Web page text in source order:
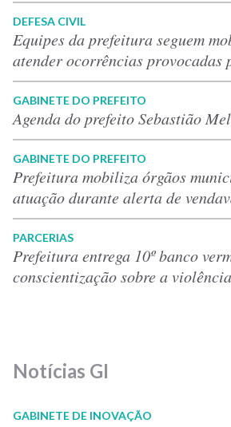
DEFESA CIVIL
Equipes da prefeitura seguem
atender ocorrências provocadas
GABINETE DO PREFEITO
Agenda do prefeito Sebastião
GABINETE DO PREFEITO
Prefeitura mobiliza órgãos
atuação durante alerta de
PARCERIAS
Prefeitura entrega 10º banco
conscientização sobre a
Notícias GI
GABINETE DE INOVAÇÃO